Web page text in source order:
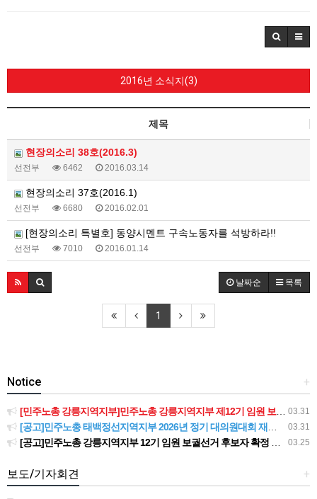
2016년 소식지(3)
제목
현장의소리 38호(2016.3)
선전부 6462 2016.03.14
현장의소리 37호(2016.1)
선전부 6680 2016.02.01
[현장의소리 특별호] 동양시멘트 구속노동자를 석방하라!!
선전부 7010 2016.01.14
날짜순 목록
1
+
Notice
03.31
[민주노총 강릉지역지부]민주노총 강릉지역지부 제12기 임원 보궐선거결과 공고
03.31
[공고]민주노총 태백정선지역지부 2026년 정기 대의원대회 재소집 건
03.25
[공고]민주노총 강릉지역지부 12기 임원 보궐선거 후보자 확정 공고
+
보도/기자회견